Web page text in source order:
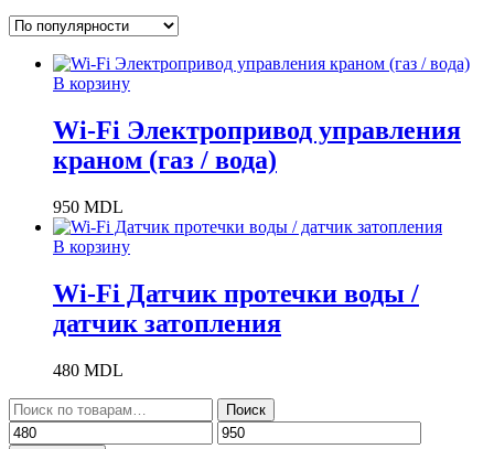
В корзину
Wi-Fi Электропривод управления
краном (газ / вода)
950 MDL
В корзину
Wi-Fi Датчик протечки воды /
датчик затопления
480 MDL
Искать:
Поиск
Минимальная
Максимальная